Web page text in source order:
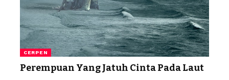
CERPEN
Perempuan Yang Jatuh Cinta Pada Laut